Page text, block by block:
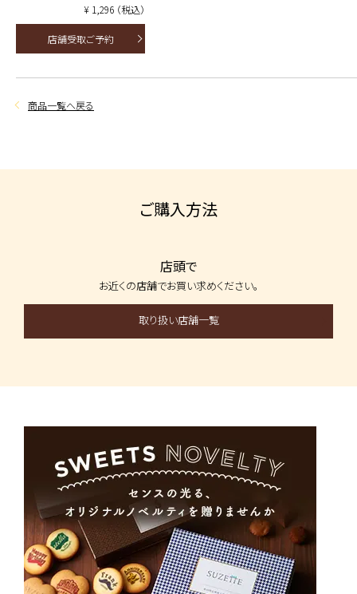
¥ 1,296 （税込）
店舗受取ご予約
商品一覧へ戻る
ご購入方法
店頭で
お近くの店舗でお買い求めください。
取り扱い店舗一覧